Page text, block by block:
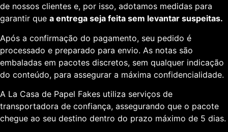
de nossos clientes e, por isso, adotamos medidas para
garantir que a entrega seja feita sem levantar suspeitas.
Após a confirmação do pagamento, seu pedido é
processado e preparado para envio. As notas são
embaladas em pacotes discretos, sem qualquer indicação
do conteúdo, para assegurar a máxima confidencialidade.
A La Casa de Papel Fakes utiliza serviços de
transportadora de confiança, assegurando que o pacote
chegue ao seu destino dentro do prazo máximo de 5 dias.